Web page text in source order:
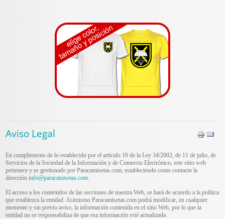
Aviso Legal
En cumplimiento de lo establecido por el artículo 10 de la Ley 34/2002, de 11 de julio, de
Servicios de la Sociedad de la Información y de Comercio Electrónico, este sitio web
pertenece y es gestionado por Paracamisetas.com, estableciendo como contacto la
direccióninfo@paracamisetas.com.
El acceso a los contenidos de las secciones de nuestra Web, se hará de acuerdo a la política
que establezca la entidad. Asimismo Paracamisetas.com podrá modificar, en cualquier
momento y sin previo aviso, la información contenida en el sitio Web, por lo que la
entidad no se responsabiliza de que esa información esté actualizada.